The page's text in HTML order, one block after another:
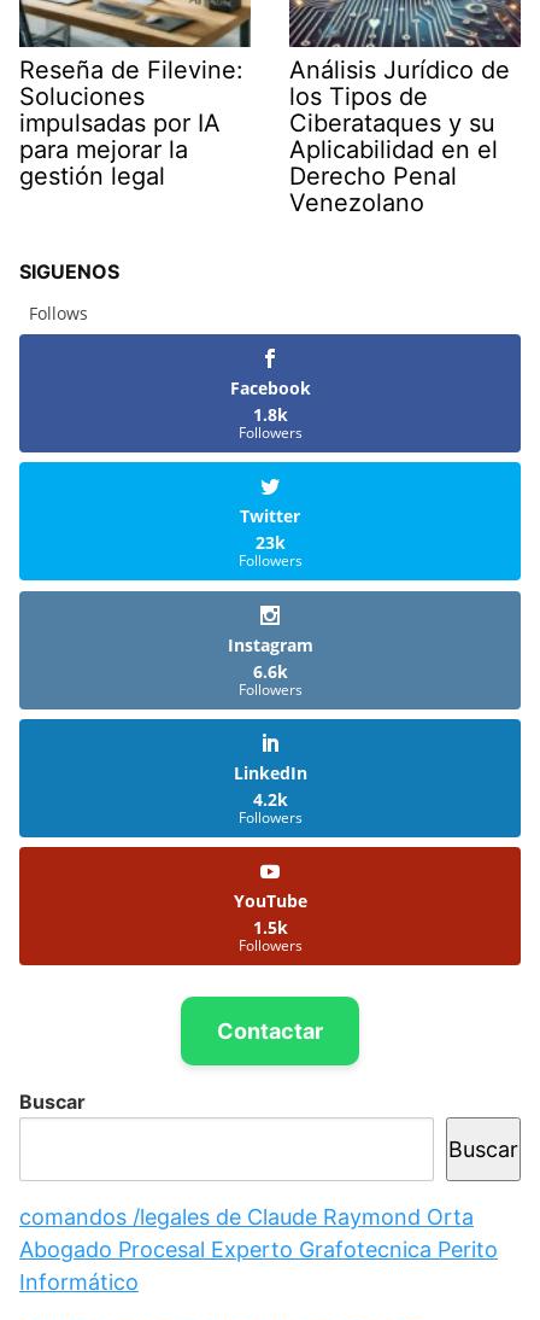
Reseña de Filevine:
Soluciones
impulsadas por IA
para mejorar la
gestión legal
Análisis Jurídico de
los Tipos de
Ciberataques y su
Aplicabilidad en el
Derecho Penal
Venezolano
SIGUENOS
Follows
Facebook
1.8k
Followers
Twitter
23k
Followers
Instagram
6.6k
Followers
LinkedIn
4.2k
Followers
YouTube
1.5k
Followers
Contactar
Buscar
Buscar
comandos /legales de Claude Raymond Orta
Abogado Procesal Experto Grafotecnica Perito
Informático